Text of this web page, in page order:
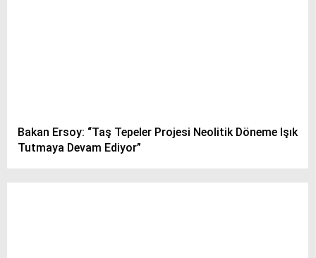
Bakan Ersoy: “Taş Tepeler Projesi Neolitik Döneme Işık
Tutmaya Devam Ediyor”